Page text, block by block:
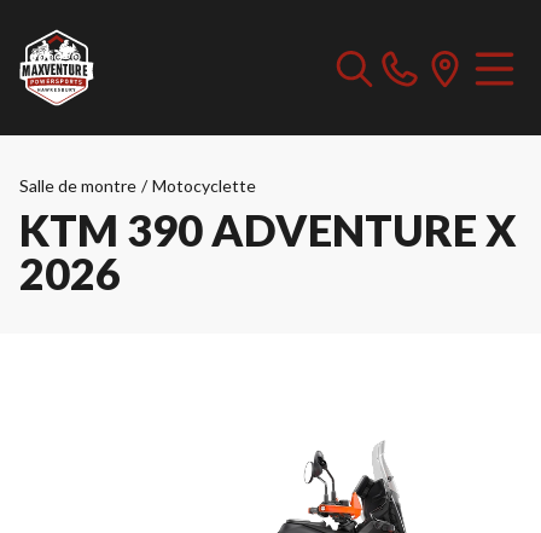
Salle de montre / Motocyclette
KTM 390 ADVENTURE X
2026